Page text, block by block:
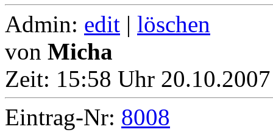
Admin: edit | löschen
von Micha
Zeit: 15:58 Uhr
Eintrag-Nr: 8008